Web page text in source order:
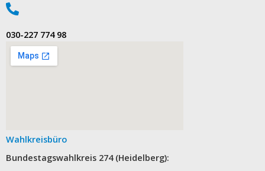
‭030-227 774 98‬
Wahlkreisbüro
Bundestagswahlkreis 274 (Heidelberg):